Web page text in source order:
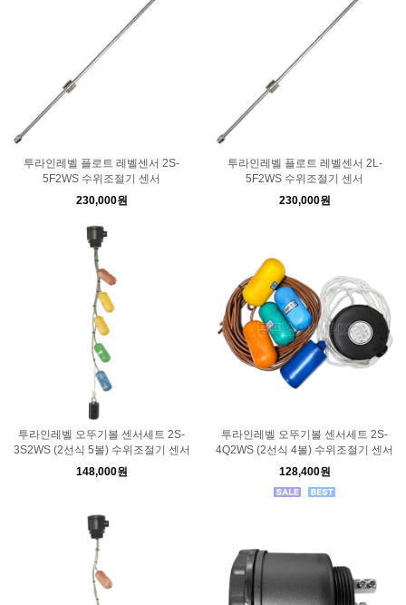
투라인레벨 플로트 레벨센서 2S-
5F2WS 수위조절기 센서
230,000원
투라인레벨 플로트 레벨센서 2L-
5F2WS 수위조절기 센서
230,000원
투라인레벨 오뚜기볼 센서세트 2S-
3S2WS (2선식 5볼) 수위조절기 센서
148,000원
투라인레벨 오뚜기볼 센서세트 2S-
4Q2WS (2선식 4볼) 수위조절기 센서
128,400원